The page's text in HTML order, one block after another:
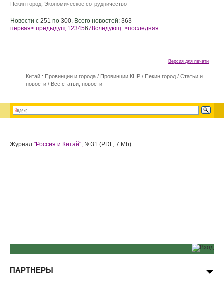
Пекин город Экономическое сотрудничество
Новости с 251 по 300. Всего новостей: 363
первая< предыдущ.12345678следующ. >последняя
Версия для печати
Китай : Провинции и города / Провинции КНР / Пекин город / Статьи и
новости / Все статьи, новости
Журнал "Россия и Китай", №31 (PDF, 7 Mb)
ПАРТНЕРЫ